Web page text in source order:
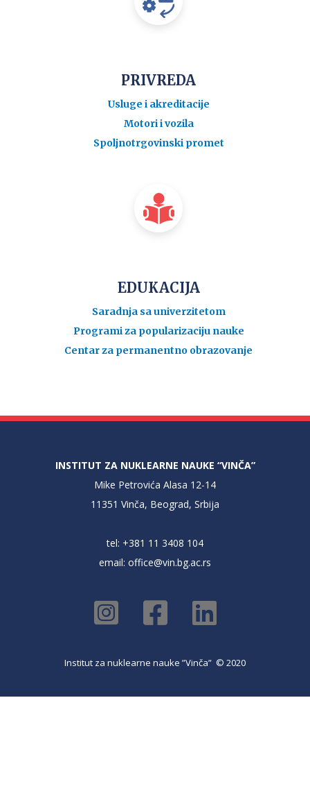
PRIVREDA
Usluge i akreditacije
Motori i vozila
Spoljnotrgovinski promet
EDUKACIJA
Saradnja sa univerzitetom
Programi za popularizaciju nauke
Centar za permanentno obrazovanje
INSTITUT ZA NUKLEARNE NAUKE “VINČA”
Mike Petrovića Alasa 12-14
11351 Vinča, Beograd, Srbija
tel: +381 11 3408 104
email: office@vin.bg.ac.rs
Institut za nuklearne nauke ”Vinča” © 2020